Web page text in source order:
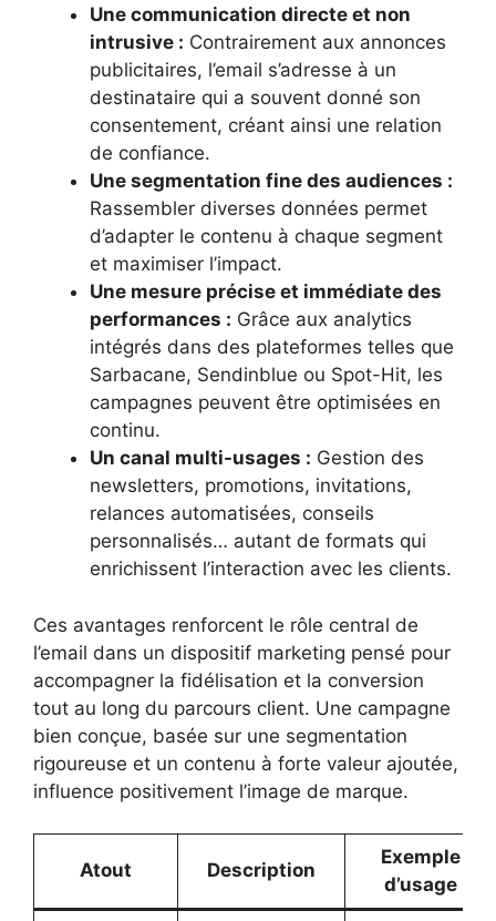
Une communication directe et non
intrusive : Contrairement aux annonces
publicitaires, l’email s’adresse à un
destinataire qui a souvent donné son
consentement, créant ainsi une relation
de confiance.
Une segmentation fine des audiences :
Rassembler diverses données permet
d’adapter le contenu à chaque segment
et maximiser l’impact.
Une mesure précise et immédiate des
performances : Grâce aux analytics
intégrés dans des plateformes telles que
Sarbacane, Sendinblue ou Spot-Hit, les
campagnes peuvent être optimisées en
continu.
Un canal multi-usages : Gestion des
newsletters, promotions, invitations,
relances automatisées, conseils
personnalisés… autant de formats qui
enrichissent l’interaction avec les clients.
Ces avantages renforcent le rôle central de
l’email dans un dispositif marketing pensé pour
accompagner la fidélisation et la conversion
tout au long du parcours client. Une campagne
bien conçue, basée sur une segmentation
rigoureuse et un contenu à forte valeur ajoutée,
influence positivement l’image de marque.
Atout Description
Exemple
d’usage